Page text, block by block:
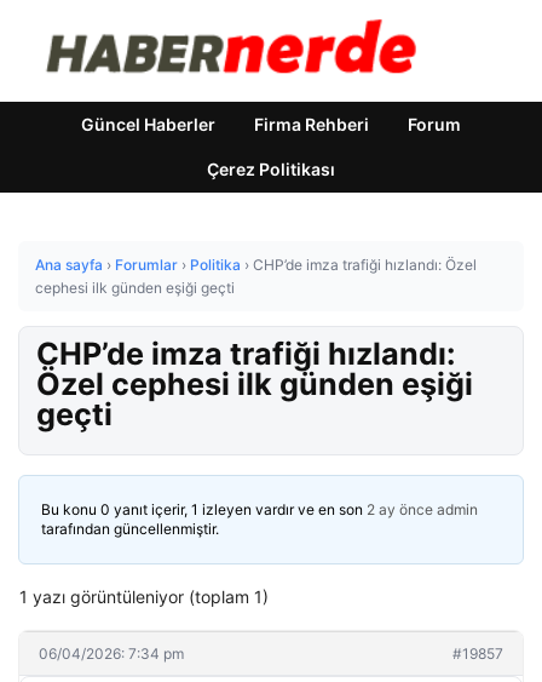
Güncel Haberler Firma Rehberi Forum
Çerez Politikası
Ana sayfa › Forumlar › Politika › CHP’de imza trafiği hızlandı: Özel
cephesi ilk günden eşiği geçti
CHP’de imza trafiği hızlandı:
Özel cephesi ilk günden eşiği
geçti
Bu konu 0 yanıt içerir, 1 izleyen vardır ve en son 2 ay önce admin
tarafından güncellenmiştir.
1 yazı görüntüleniyor (toplam 1)
06/04/2026: 7:34 pm #19857